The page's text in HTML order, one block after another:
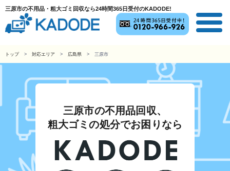
三原市の不用品・粗大ゴミ回収なら24時間365日受付のKADODE!
トップ 対応エリア 広島県 三原市
三原市の不用品回収、
粗大ゴミの処分でお困りなら